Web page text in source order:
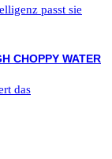
passt sie
das